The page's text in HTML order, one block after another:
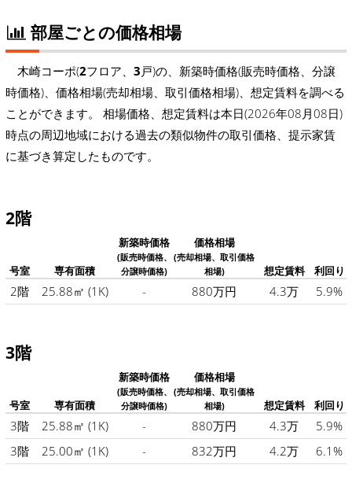
部屋ごとの価格相場
木崎コーポ(2フロア、 3戸)の、新築時価格(販売時価格、分譲
時価格)、価格相場(売却相場、取引価格相場)、想定賃料を調べる
ことができます。 相場価格、想定賃料は本日(2026年08月08日)
時点の周辺地域における過去の類似物件の取引価格、提示家賃
に基づき算定したものです。
2階
号室 専有面積
新築時価格
(販売時価格、
分譲時価格)
価格相場
(売却相場、取引価格
相場)
想定賃料 利回り
2階 25.88㎡ (1K) - 880万円 4.3万 5.9%
3階
号室 専有面積
新築時価格
(販売時価格、
分譲時価格)
価格相場
(売却相場、取引価格
相場)
想定賃料 利回り
3階 25.88㎡ (1K) - 880万円 4.3万
5.9%
3階
25.00㎡ (1K) - 832万円 4.2万 6.1%